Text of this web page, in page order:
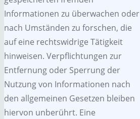
Informationen zu überwachen oder
nach Umständen zu forschen, die
auf eine rechtswidrige Tätigkeit
hinweisen. Verpflichtungen zur
Entfernung oder Sperrung der
Nutzung von Informationen nach
den allgemeinen Gesetzen bleiben
hiervon unberührt. Eine